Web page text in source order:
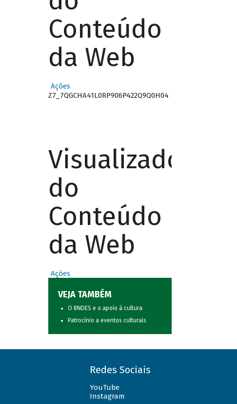
Conteúdo
da Web
Ações
Z7_7QGCHA41L0RP906P422Q9Q0H04
Visualizador
do
Conteúdo
da Web
Ações
VEJA TAMBÉM
O BNDES e o apoio à cultura
Patrocínio a eventos culturais
Redes Sociais
YouTube
Instagram